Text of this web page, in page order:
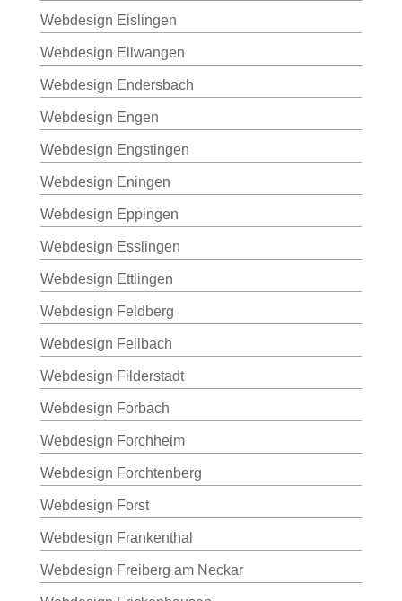
Webdesign Eislingen
Webdesign Ellwangen
Webdesign Endersbach
Webdesign Engen
Webdesign Engstingen
Webdesign Eningen
Webdesign Eppingen
Webdesign Esslingen
Webdesign Ettlingen
Webdesign Feldberg
Webdesign Fellbach
Webdesign Filderstadt
Webdesign Forbach
Webdesign Forchheim
Webdesign Forchtenberg
Webdesign Forst
Webdesign Frankenthal
Webdesign Freiberg am Neckar